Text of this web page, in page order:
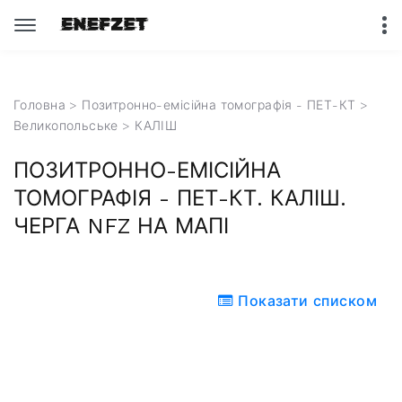
Головна > Позитронно-емісійна томографія - ПЕТ-КТ >
Великопольське > КАЛІШ
ПОЗИТРОННО-ЕМІСІЙНА
ТОМОГРАФІЯ - ПЕТ-КТ. КАЛІШ.
ЧЕРГА NFZ НА МАПІ
Показати списком